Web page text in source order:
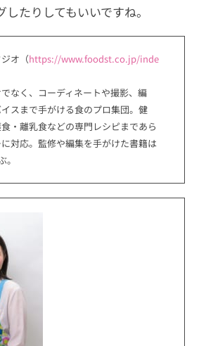
たりしてもいいですね。
オ（https://www.foodst.co.jp/inde
なく、コーディネートや撮影、編
スまで手がける食のプロ集団。健
・離乳食などの専門レシピまであら
対応。監修や編集を手がけた書籍は